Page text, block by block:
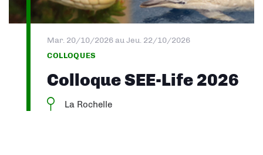
Mar. 20/10/2026au Jeu. 22/10/2026
COLLOQUES
Colloque SEE-Life 2026
La Rochelle